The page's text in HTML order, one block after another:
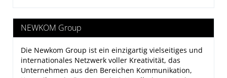
NEWKOM Group
Die Newkom Group ist ein einzigartig vielseitiges und
internationales Netzwerk voller Kreativität, das
Unternehmen aus den Bereichen Kommunikation,